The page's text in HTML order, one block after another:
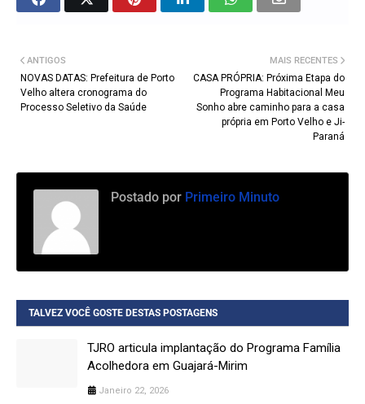
MAIS RECENTES
CASA PRÓPRIA: Próxima Etapa do
Programa Habitacional Meu
Sonho abre caminho para a casa
própria em Porto Velho e Ji-
Paraná
ANTIGOS
NOVAS DATAS: Prefeitura de Porto
Velho altera cronograma do
Processo Seletivo da Saúde
Postado por Primeiro Minuto
TALVEZ VOCÊ GOSTE DESTAS POSTAGENS
TJRO articula implantação do Programa Família
Acolhedora em Guajará-Mirim
Janeiro 22, 2026